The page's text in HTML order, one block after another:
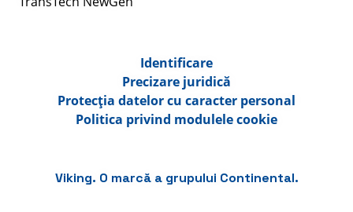
Identificare
Precizare juridică
Protecția datelor cu caracter personal
Politica privind modulele cookie
Viking. O marcă a grupului Continental.